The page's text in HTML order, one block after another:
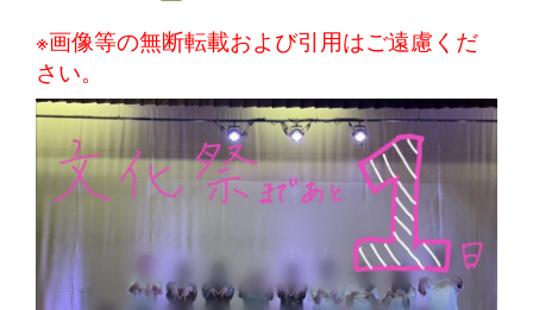
※画像等の無断転載および引用はご遠慮くだ
さい。